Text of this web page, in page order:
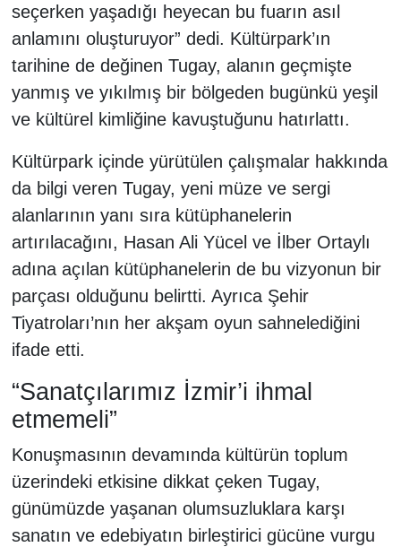
seçerken yaşadığı heyecan bu fuarın asıl
anlamını oluşturuyor” dedi. Kültürpark’ın
tarihine de değinen Tugay, alanın geçmişte
yanmış ve yıkılmış bir bölgeden bugünkü yeşil
ve kültürel kimliğine kavuştuğunu hatırlattı.
Kültürpark içinde yürütülen çalışmalar hakkında
da bilgi veren Tugay, yeni müze ve sergi
alanlarının yanı sıra kütüphanelerin
artırılacağını, Hasan Ali Yücel ve İlber Ortaylı
adına açılan kütüphanelerin de bu vizyonun bir
parçası olduğunu belirtti. Ayrıca Şehir
Tiyatroları’nın her akşam oyun sahnelediğini
ifade etti.
“Sanatçılarımız İzmir’i ihmal
etmemeli”
Konuşmasının devamında kültürün toplum
üzerindeki etkisine dikkat çeken Tugay,
günümüzde yaşanan olumsuzluklara karşı
sanatın ve edebiyatın birleştirici gücüne vurgu